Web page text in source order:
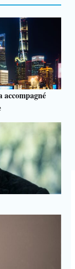
accompagné